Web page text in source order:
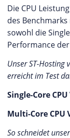
Die CPU
des
sowohl die
Performance
Unser ST-Hosting
erreicht im Test
Single-Core
Multi-Core CPU
So schneidet